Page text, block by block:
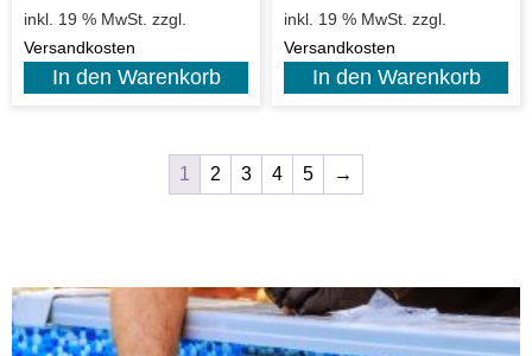
inkl. 19 % MwSt. zzgl.
Versandkosten
In den Warenkorb
inkl. 19 % MwSt. zzgl.
Versandkosten
In den Warenkorb
1 2 3 4 5 →